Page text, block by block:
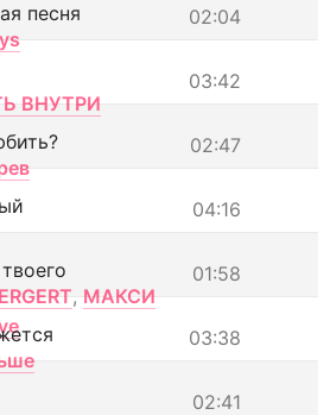
02:04
песня
03:42
ВНУТРИ
02:47
04:16
01:58
, МАКСИ
03:38
02:41